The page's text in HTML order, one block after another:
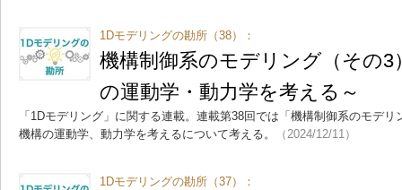
1Dモデリングの勘所（38）：
機構制御系のモデリング（その3
の運動学・動力学を考える～
「1Dモデリング」に関する連載。連載第38回では「機構制御系のモデ
機構の運動学、動力学を考えるについて考える。
（2024/12/11）
1Dモデリングの勘所（37）：